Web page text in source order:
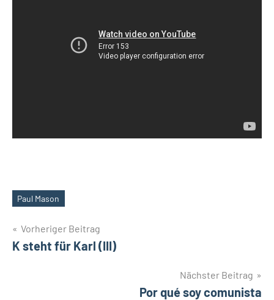
Schlagwörter
Paul Mason
Beitragsnavigation
Vorheriger Beitrag
K steht für Karl (III)
Nächster Beitrag
Por qué soy comunista